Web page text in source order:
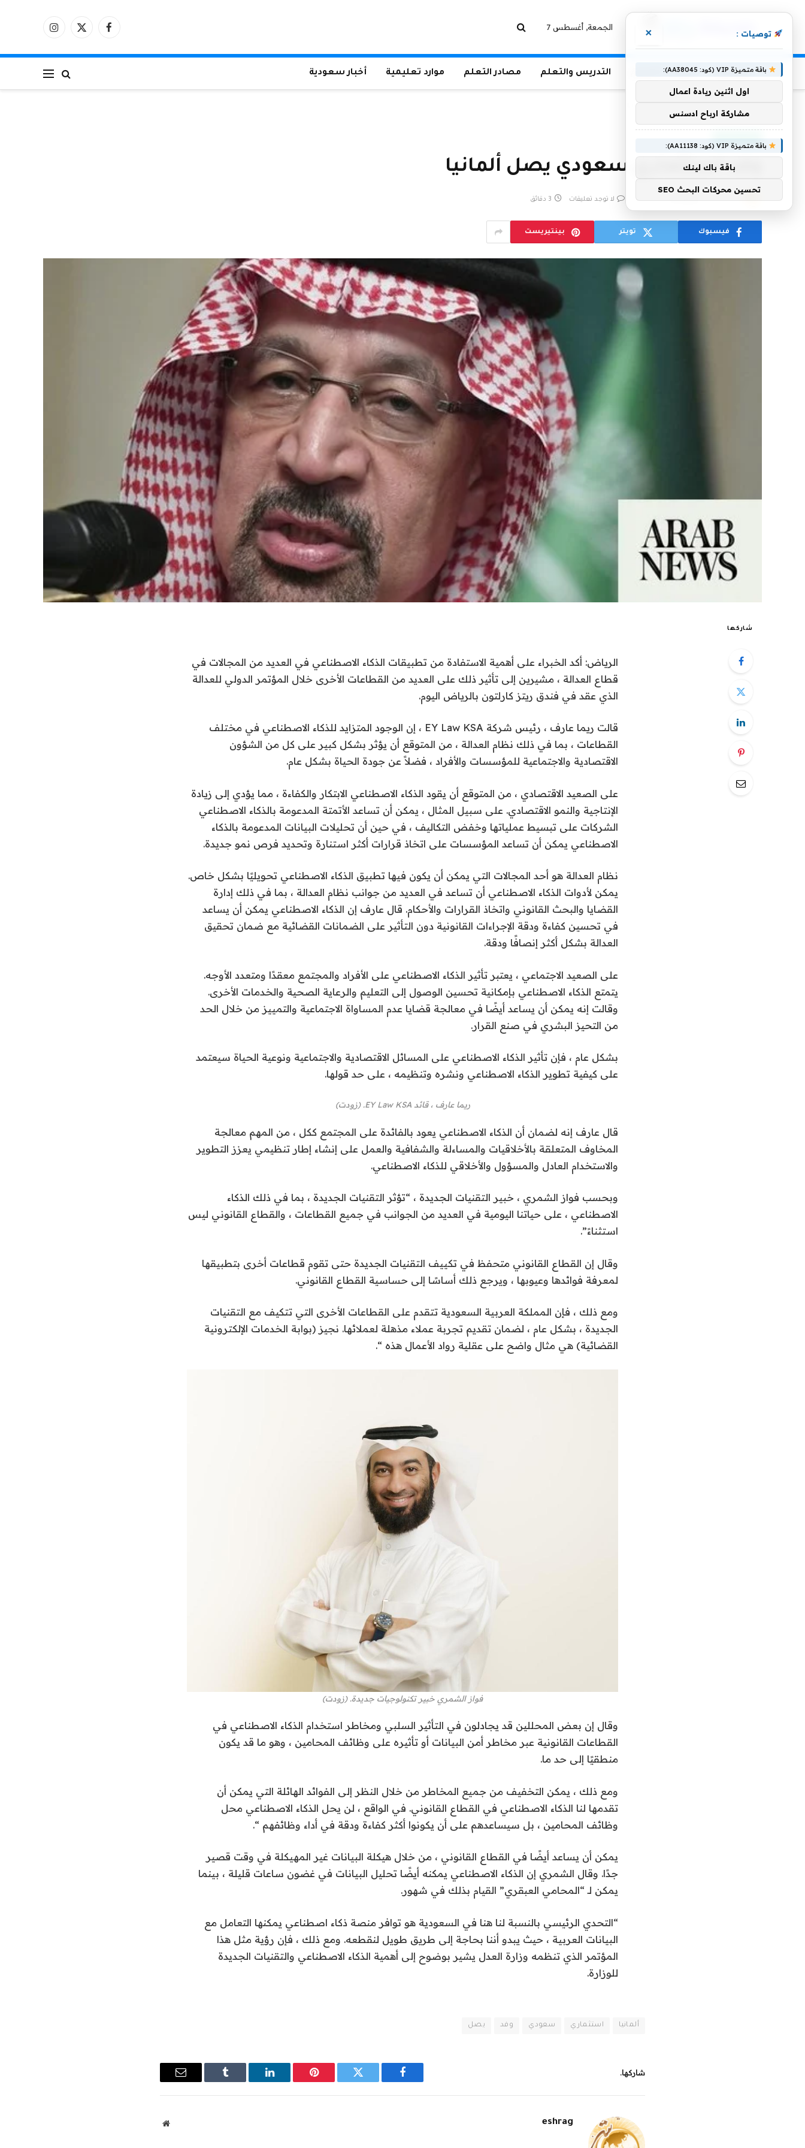
الجمعة, أغسطس 7 فيسبوكX
الانستغرام
الرئيسية منوعات التعليم التدريس والتعلم مصادر التعلم موارد تعليمية أخبار سعودية
وفد استثماري سعودي يصل ألمانيا
وفد استثماري سعودي يصل ألمانيا
بواسطة eshrag 6 مارس، 2023 لا توجد تعليقات 3 دقائق
فيسبوك تويتر بينتيريست
شاركها
الرياض: أكد الخبراء على أهمية الاستفادة من تطبيقات الذكاء الاصطناعي في العديد من المجالات في
قطاع العدالة ، مشيرين إلى تأثير ذلك على العديد من القطاعات الأخرى خلال المؤتمر الدولي للعدالة
الذي عقد في فندق ريتز كارلتون بالرياض اليوم.
قالت ريما عارف ، رئيس شركة EY Law KSA ، إن الوجود المتزايد للذكاء الاصطناعي في مختلف
القطاعات ، بما في ذلك نظام العدالة ، من المتوقع أن يؤثر بشكل كبير على كل من الشؤون
الاقتصادية والاجتماعية للمؤسسات والأفراد ، فضلاً عن جودة الحياة بشكل عام.
على الصعيد الاقتصادي ، من المتوقع أن يقود الذكاء الاصطناعي الابتكار والكفاءة ، مما يؤدي إلى زيادة
الإنتاجية والنمو الاقتصادي. على سبيل المثال ، يمكن أن تساعد الأتمتة المدعومة بالذكاء الاصطناعي
الشركات على تبسيط عملياتها وخفض التكاليف ، في حين أن تحليلات البيانات المدعومة بالذكاء
الاصطناعي يمكن أن تساعد المؤسسات على اتخاذ قرارات أكثر استنارة وتحديد فرص نمو جديدة.
نظام العدالة هو أحد المجالات التي يمكن أن يكون فيها تطبيق الذكاء الاصطناعي تحويليًا بشكل خاص.
يمكن لأدوات الذكاء الاصطناعي أن تساعد في العديد من جوانب نظام العدالة ، بما في ذلك إدارة
القضايا والبحث القانوني واتخاذ القرارات والأحكام. قال عارف إن الذكاء الاصطناعي يمكن أن يساعد
في تحسين كفاءة ودقة الإجراءات القانونية دون التأثير على الضمانات القضائية مع ضمان تحقيق
العدالة بشكل أكثر إنصافًا ودقة.
على الصعيد الاجتماعي ، يعتبر تأثير الذكاء الاصطناعي على الأفراد والمجتمع معقدًا ومتعدد الأوجه.
يتمتع الذكاء الاصطناعي بإمكانية تحسين الوصول إلى التعليم والرعاية الصحية والخدمات الأخرى.
وقالت إنه يمكن أن يساعد أيضًا في معالجة قضايا عدم المساواة الاجتماعية والتمييز من خلال الحد
من التحيز البشري في صنع القرار.
بشكل عام ، فإن تأثير الذكاء الاصطناعي على المسائل الاقتصادية والاجتماعية ونوعية الحياة سيعتمد
على كيفية تطوير الذكاء الاصطناعي ونشره وتنظيمه ، على حد قولها.
ريما عارف ، قائد EY Law KSA. (زودت)
قال عارف إنه لضمان أن الذكاء الاصطناعي يعود بالفائدة على المجتمع ككل ، من المهم معالجة
المخاوف المتعلقة بالأخلاقيات والمساءلة والشفافية والعمل على إنشاء إطار تنظيمي يعزز التطوير
والاستخدام العادل والمسؤول والأخلاقي للذكاء الاصطناعي.
وبحسب فواز الشمري ، خبير التقنيات الجديدة ، “تؤثر التقنيات الجديدة ، بما في ذلك الذكاء
الاصطناعي ، على حياتنا اليومية في العديد من الجوانب في جميع القطاعات ، والقطاع القانوني ليس
استثناءً”.
وقال إن القطاع القانوني متحفظ في تكييف التقنيات الجديدة حتى تقوم قطاعات أخرى بتطبيقها
لمعرفة فوائدها وعيوبها ، ويرجع ذلك أساسًا إلى حساسية القطاع القانوني.
ومع ذلك ، فإن المملكة العربية السعودية تتقدم على القطاعات الأخرى التي تتكيف مع التقنيات
الجديدة ، بشكل عام ، لضمان تقديم تجربة عملاء مذهلة لعملائها. نجيز (بوابة الخدمات الإلكترونية
القضائية) هي مثال واضح على عقلية رواد الأعمال هذه “.
فواز الشمري خبير تكنولوجيات جديدة. (زودت)
وقال إن بعض المحللين قد يجادلون في التأثير السلبي ومخاطر استخدام الذكاء الاصطناعي في
القطاعات القانونية عبر مخاطر أمن البيانات أو تأثيره على وظائف المحامين ، وهو ما قد يكون
منطقيًا إلى حد ما.
ومع ذلك ، يمكن التخفيف من جميع المخاطر من خلال النظر إلى الفوائد الهائلة التي يمكن أن
تقدمها لنا الذكاء الاصطناعي في القطاع القانوني. في الواقع ، لن يحل الذكاء الاصطناعي محل
وظائف المحامين ، بل سيساعدهم على أن يكونوا أكثر كفاءة ودقة في أداء وظائفهم “.
يمكن أن يساعد أيضًا في القطاع القانوني ، من خلال هيكلة البيانات غير المهيكلة في وقت قصير
جدًا. وقال الشمري إن الذكاء الاصطناعي يمكنه أيضًا تحليل البيانات في غضون ساعات قليلة ، بينما
يمكن لـ “المحامي العبقري” القيام بذلك في شهور.
“التحدي الرئيسي بالنسبة لنا هنا في السعودية هو توافر منصة ذكاء اصطناعي يمكنها التعامل مع
البيانات العربية ، حيث يبدو أننا بحاجة إلى طريق طويل لنقطعه. ومع ذلك ، فإن رؤية مثل هذا
المؤتمر الذي تنظمه وزارة العدل يشير بوضوح إلى أهمية الذكاء الاصطناعي والتقنيات الجديدة
للوزارة.
ألمانيا استثماري سعودي وفد يصل
شاركها.
فيسبوك تويتر بينتيريستلينكدإن Tumblr
البريد
eshrag
موقع
توصيات : ×
باقة متميزة VIP (كود: AA38045):
اول اثنين ريادة اعمال
مشاركة ارباح ادسنس
باقة متميزة VIP (كود: AA11138):
باقة باك لينك
تحسين محركات البحث SEO